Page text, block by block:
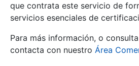
Mostrar/Ocultar
que contrata este servicio de
servicios esenciales de
Para más información, o
contacta con nuestro Área